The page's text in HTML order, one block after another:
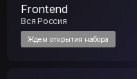
Frontend
Вся Россия
Ждем открытия набора